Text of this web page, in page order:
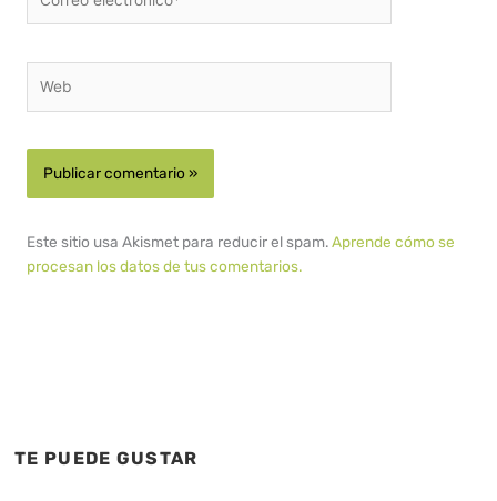
electrónico*
Este sitio usa Akismet para reducir el spam.Aprende cómo se
procesan los datos de tus comentarios.
TE PUEDE GUSTAR